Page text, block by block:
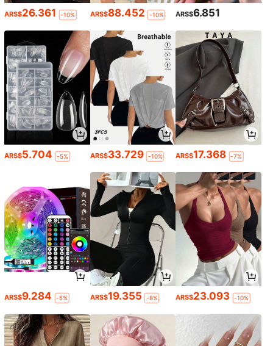
ARS$26.361 -10% ARS$88.452 -10% ARS$6.851
ARS$5.704 -5% ARS$33.729 -10% ARS$17.368 -7%
ARS$9.284 -5% ARS$19.355 -8% ARS$23.093 -10%